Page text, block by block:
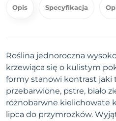
Opis Specyfikacja
Roślina jednoroczna
krzewiąca się o kulistym
formy stanowi kontrast
przebarwione, pstre, biało
różnobarwne kielichowate
lipca do przymrozków.